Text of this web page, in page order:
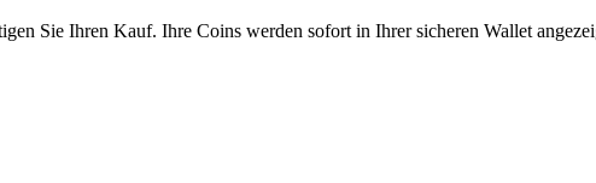
Sie Ihren Kauf. Ihre Coins werden sofort in Ihrer sicheren Wallet